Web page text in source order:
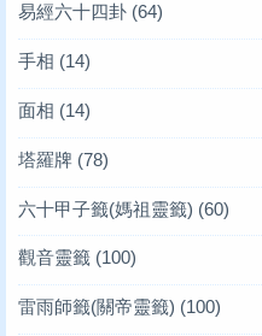
易經六十四卦 (64)
手相 (14)
面相 (14)
塔羅牌 (78)
六十甲子籤(媽祖靈籤) (60)
觀音靈籤 (100)
雷雨師籤(關帝靈籤) (100)